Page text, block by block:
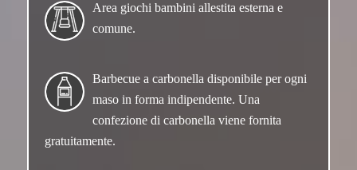
Area giochi bambini allestita esterna e
comune.
Barbecue a carbonella disponibile per ogni
maso in forma indipendente. Una
confezione di carbonella viene fornita
gratuitamente.